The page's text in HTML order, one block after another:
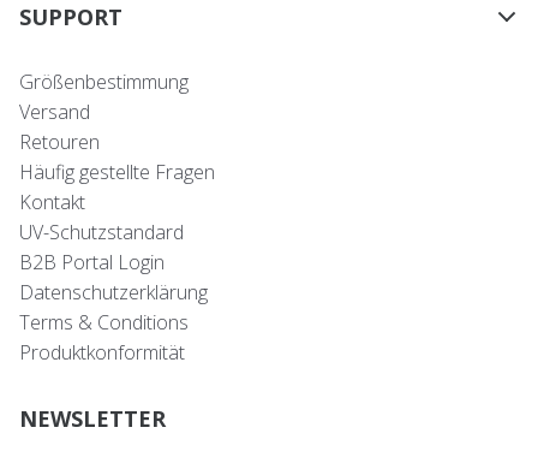
SUPPORT
Größenbestimmung
Versand
Retouren
Häufig gestellte Fragen
Kontakt
UV-Schutzstandard
B2B Portal Login
Datenschutzerklärung
Terms & Conditions
Produktkonformität
NEWSLETTER